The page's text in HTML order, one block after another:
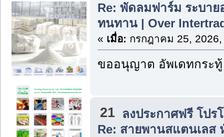
Re: พัดลมฟาร์ม ระบา
ทนทาน | Over
« เมื่อ: กรกฎาคม 25,
ขออนุญาต อัพเดทกระทู้
21 ลงประกาศฟรี โป
Re: สายพานสแตนเลส